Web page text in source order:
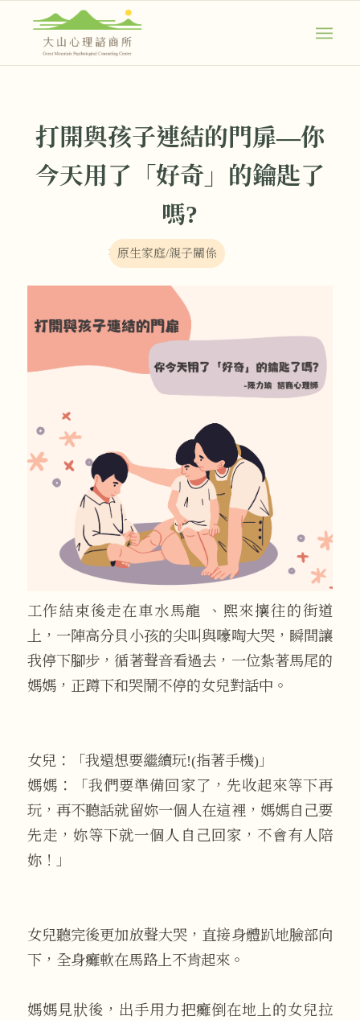
打開與孩子連結的門扉—你
今天用了「好奇」的鑰匙了
嗎?
在：
原生家庭/親子關係
工作結束後走在車水馬龍 、熙來攘往的街道
上，一陣高分貝小孩的尖叫與嚎啕大哭，瞬間讓
我停下腳步，循著聲音看過去，一位紮著馬尾的
媽媽，正蹲下和哭鬧不停的女兒對話中。
女兒：「我還想要繼續玩!(指著手機)」
媽媽：「我們要準備回家了，先收起來等下再
玩，再不聽話就留妳一個人在這裡，媽媽自己要
先走，妳等下就一個人自己回家，不會有人陪
妳！」
女兒聽完後更加放聲大哭，直接身體趴地臉部向
下，全身癱軟在馬路上不肯起來。
媽媽見狀後，出手用力把癱倒在地上的女兒拉